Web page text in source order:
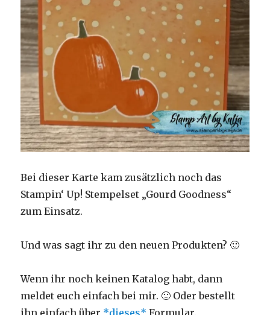
Bei dieser Karte kam zusätzlich noch das
Stampin‘ Up! Stempelset „Gourd Goodness“
zum Einsatz.
Und was sagt ihr zu den neuen Produkten? 🙂
Wenn ihr noch keinen Katalog habt, dann
meldet euch einfach bei mir. 🙂 Oder bestellt
ihn einfach über *dieses* Formular.